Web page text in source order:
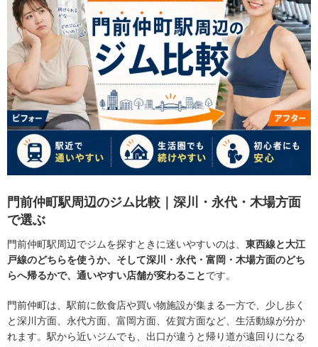
門前仲町駅周辺のジム比較｜深川・永代・木場方面
で選ぶ
門前仲町駅周辺でジムを探すときに迷いやすいのは、 東西線と大江
戸線のどちらを使うか、そして深川・永代・富岡・木場方面のどち
らへ帰るかで、通いやすい店舗が変わることです。
門前仲町は、駅前に飲食店や買い物施設が集まる一方で、少し歩く
と深川方面、永代方面、富岡方面、佐賀方面など、生活動線が分か
れます。駅から近いジムでも、出口が違うと帰り道が遠回りになる